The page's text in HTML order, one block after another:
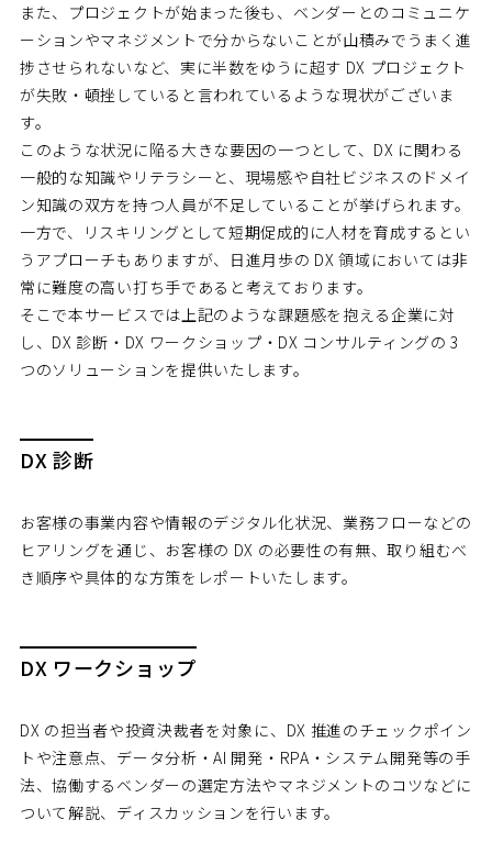
また、プロジェクトが始まった後も、ベンダーとのコミュニケ
ーションやマネジメントで分からないことが山積みでうまく進
捗させられないなど、実に半数をゆうに超す DX プロジェクト
が失敗・頓挫していると言われているような現状がございま
す。
このような状況に陥る大きな要因の一つとして、DX に関わる
一般的な知識やリテラシーと、現場感や自社ビジネスのドメイ
ン知識の双方を持つ人員が不足していることが挙げられます。
一方で、リスキリングとして短期促成的に人材を育成するとい
うアプローチもありますが、日進月歩の DX 領域においては非
常に難度の高い打ち手であると考えております。
そこで本サービスでは上記のような課題感を抱える企業に対
し、DX 診断・DX ワークショップ・DX コンサルティングの 3
つのソリューションを提供いたします。
DX 診断
お客様の事業内容や情報のデジタル化状況、業務フローなどの
ヒアリングを通じ、お客様の DX の必要性の有無、取り組むべ
き順序や具体的な方策をレポートいたします。
DX ワークショップ
DX の担当者や投資決裁者を対象に、DX 推進のチェックポイン
トや注意点、データ分析・AI 開発・RPA・システム開発等の手
法、協働するベンダーの選定方法やマネジメントのコツなどに
ついて解説、ディスカッションを行います。